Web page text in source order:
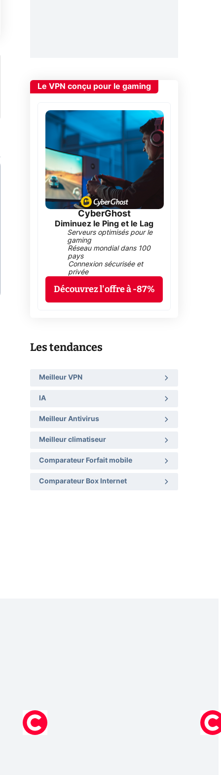
Le VPN conçu pour le gaming
CyberGhost
Diminuez le Ping et le Lag
Serveurs optimisés pour le
gaming
Réseau mondial dans 100
pays
Connexion sécurisée et
privée
Découvrez l'offre à -87%
Les tendances
Meilleur VPN
IA
Meilleur Antivirus
Meilleur climatiseur
Comparateur Forfait mobile
Comparateur Box Internet